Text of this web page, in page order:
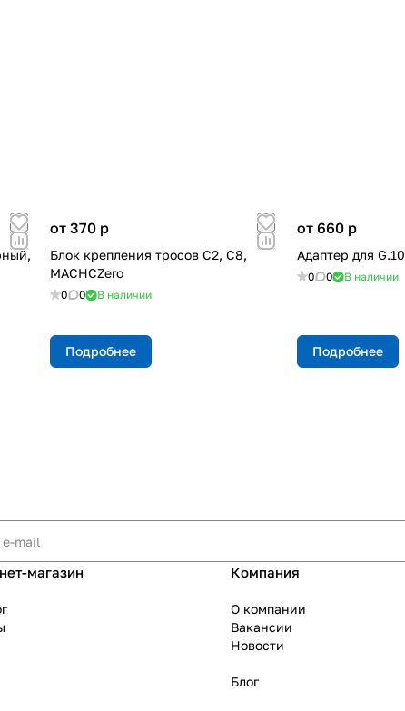
от 370 p
Блок крепления тросов C2, C8,
MACHCZero
0 0 В наличии
Подробнее
от 660 p
Адаптер для G.10
0 0 В наличии
Подробнее
магазин Компания
О компании
Вакансии
Новости
Блог